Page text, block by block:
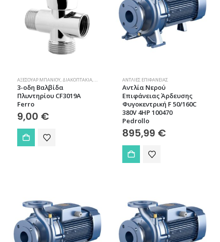
ΑΞΕΣΟΥΆΡ ΜΠΆΝΙΟΥ, ΔΙΑΚΟΠΤΆΚΙΑ, ΜΠΆΝΙΟ ΥΔΡΑΥΛΙΚΆ
3-οδη Βαλβίδα
Πλυντηρίου CF3019A
Ferro
9,00 €
ΑΝΤΛΊΕΣ ΕΠΙΦΆΝΕΙΑΣ
Aντλία Νερού
Επιφάνειας Άρδευσης
Φυγοκεντρική F 50/160C
380V 4HP 100470
Pedrollo
895,99 €